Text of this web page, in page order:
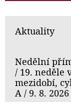
Aktuality
Nedělní
/ 19. neděle
mezidobí,
A / 9. 8. 2026